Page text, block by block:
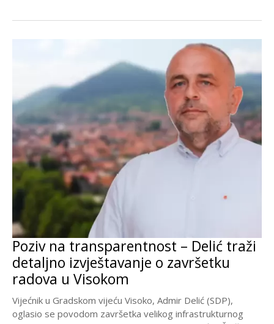
Poziv na transparentnost – Delić traži
detaljno izvještavanje o završetku
radova u Visokom
Vijećnik u Gradskom vijeću Visoko, Admir Delić (SDP),
oglasio se povodom završetka velikog infrastrukturnog